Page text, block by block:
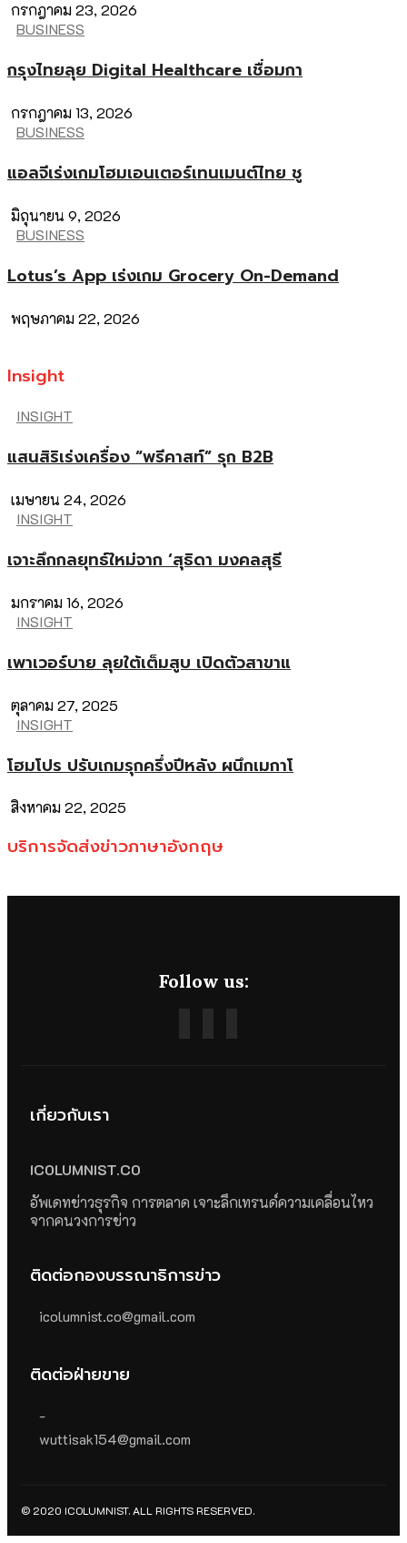
กรกฎาคม 23, 2026
BUSINESS
กรุงไทยลุย Digital Healthcare เชื่อมกา
กรกฎาคม 13, 2026
BUSINESS
แอลจีเร่งเกมโฮมเอนเตอร์เทนเมนต์ไทย ชู
มิถุนายน 9, 2026
BUSINESS
Lotus’s App เร่งเกม Grocery On-Demand
พฤษภาคม 22, 2026
Insight
INSIGHT
แสนสิริเร่งเครื่อง “พรีคาสท์” รุก B2B
เมษายน 24, 2026
INSIGHT
เจาะลึกกลยุทธ์ใหม่จาก ‘สุธิดา มงคลสุธี
มกราคม 16, 2026
INSIGHT
เพาเวอร์บาย ลุยใต้เต็มสูบ เปิดตัวสาขาแ
ตุลาคม 27, 2025
INSIGHT
โฮมโปร ปรับเกมรุกครึ่งปีหลัง ผนึกเมกาโ
สิงหาคม 22, 2025
บริการจัดส่งข่าวภาษาอังกฤษ
Follow us:
เกี่ยวกับเรา
ICOLUMNIST.CO
อัพเดทข่าวธุรกิจ การตลาด เจาะลึกเทรนด์ความเคลื่อนไหว
จากคนวงการข่าว
ติดต่อกองบรรณาธิการข่าว
icolumnist.co@gmail.com
ติดต่อฝ่ายขาย
-
wuttisak154@gmail.com
© 2020 ICOLUMNIST. ALL RIGHTS RESERVED.